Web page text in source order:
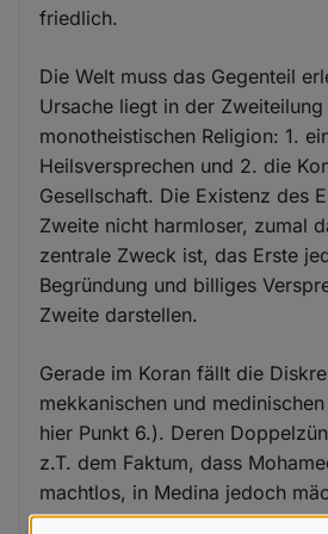
friedlich.
Die Welt muss das Gegenteil
Ursache liegt in der
monotheistischen Religion: 1.
Heilsversprechen und 2. die
Gesellschaft. Die Existenz des
Zweite nicht harmloser, zumal
zentrale Zweck ist, das Erste
Begründung und billiges
Zweite darstellen.
Gerade im Koran fällt die
mekkanischen und
hier Punkt 6.). Deren
z.T. dem Faktum, dass
machtlos, in Medina jedoch
Suren verblieben im Koran,